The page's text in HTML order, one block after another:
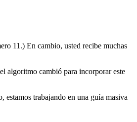
11.) En cambio, usted recibe muchas
algoritmo cambió para incorporar este
estamos trabajando en una guía masiva